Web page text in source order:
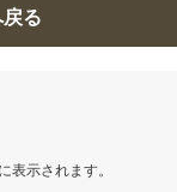
る
示されます。